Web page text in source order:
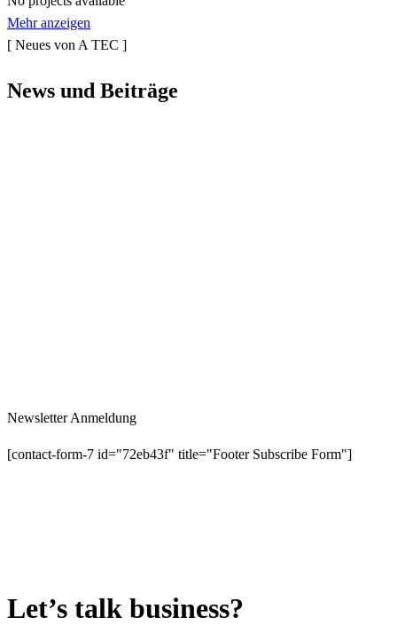
Mehr anzeigen
[ Neues von A TEC ]
News und Beiträge
Newsletter Anmeldung
[contact-form-7 id="72eb43f" title="Footer Subscribe Form"]
Let’s talk business?